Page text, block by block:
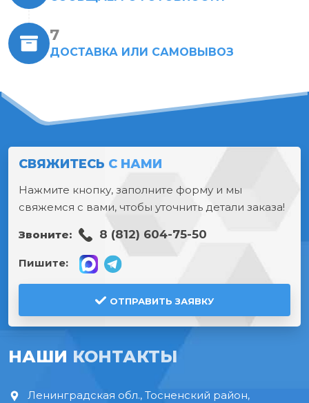
ДОСТАВКА ИЛИ САМОВЫВОЗ
СВЯЖИТЕСЬ С НАМИ
Нажмите кнопку, заполните форму и мы
свяжемся с вами, чтобы уточнить детали заказа!
Звоните: 8 (812) 604-75-50
Пишите:
ОТПРАВИТЬ ЗАЯВКУ
НАШИ КОНТАКТЫ
Ленинградская обл., Тосненский район,